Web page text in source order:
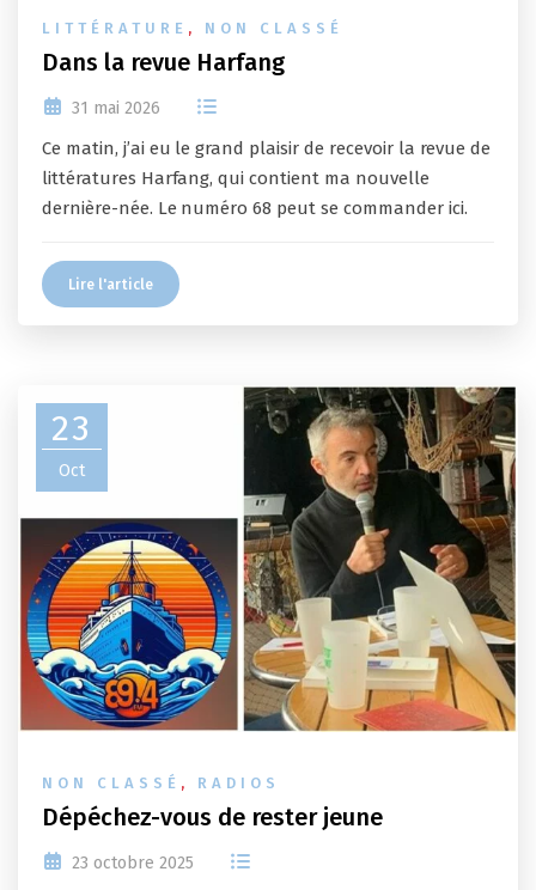
LITTÉRATURE , NON CLASSÉ
Dans la revue Harfang
31 mai 2026
Ce matin, j’ai eu le grand plaisir de recevoir la revue de
littératures Harfang, qui contient ma nouvelle
dernière-née. Le numéro 68 peut se commander ici.
Lire l'article
23
Oct
NON CLASSÉ , RADIOS
Dépéchez-vous de rester jeune
23 octobre 2025